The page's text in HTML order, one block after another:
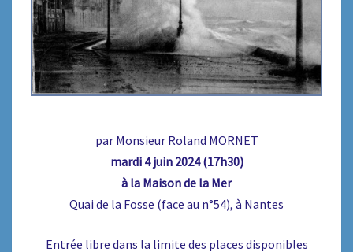
par Monsieur Roland MORNET
mardi 4 juin 2024 (17h30)
à la Maison de la Mer
Quai de la Fosse (face au n°54), à Nantes
Entrée libre dans la limite des places disponibles